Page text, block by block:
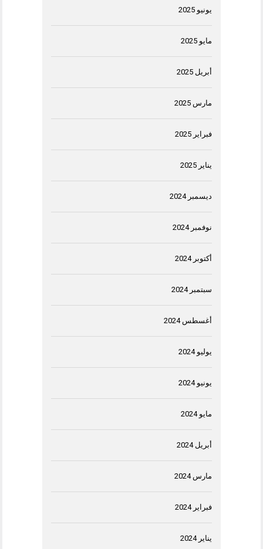
يونيو 2025
مايو 2025
أبريل 2025
مارس 2025
فبراير 2025
يناير 2025
ديسمبر 2024
نوفمبر 2024
أكتوبر 2024
سبتمبر 2024
أغسطس 2024
يوليو 2024
يونيو 2024
مايو 2024
أبريل 2024
مارس 2024
فبراير 2024
يناير 2024